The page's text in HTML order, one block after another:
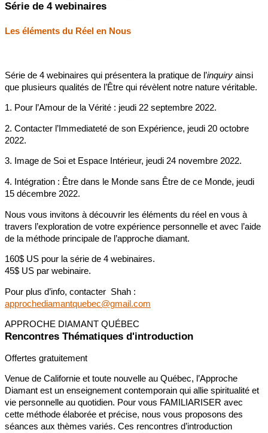
Série de 4 webinaires
Les éléments du Réel en Nous
Série de 4 webinaires qui présentera la pratique de l’inquiry ainsi
que plusieurs qualités de l’Être qui révèlent notre nature véritable.
1. Pour l’Amour de la Vérité : jeudi 22 septembre 2022.
2. Contacter l’Immediateté de son Expérience, jeudi 20 octobre
2022.
3. Image de Soi et Espace Intérieur, jeudi 24 novembre 2022.
4. Intégration : Être dans le Monde sans Être de ce Monde, jeudi
15 décembre 2022.
Nous vous invitons à découvrir les éléments du réel en vous à
travers l’exploration de votre expérience personnelle et avec l’aide
de la méthode principale de l’approche diamant.
160$ US pour la série de 4 webinaires.
45$ US par webinaire.
Pour plus d’info, contacter Shah :
approchediamantquebec@gmail.com
APPROCHE DIAMANT QUÉBEC
Rencontres Thématiques d'introduction
Offertes gratuitement
Venue de Californie et toute nouvelle au Québec, l’Approche
Diamant est un enseignement contemporain qui allie spiritualité et
vie personnelle au quotidien. Pour vous FAMILIARISER avec
cette méthode élaborée et précise, nous vous proposons des
séances aux thèmes variés. Ces rencontres d’introduction